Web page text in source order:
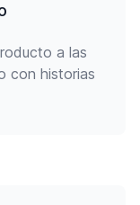
a las
con historias